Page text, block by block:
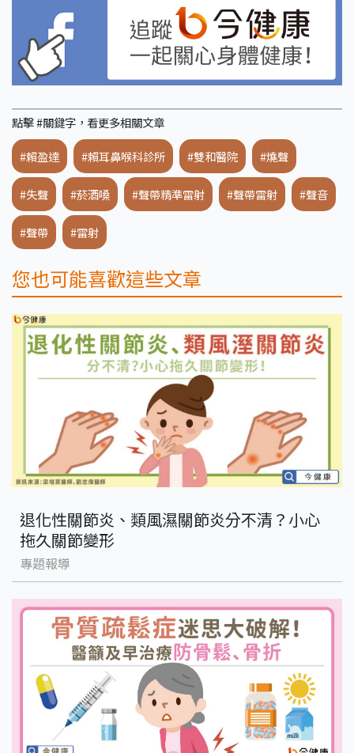
點擊 #關鍵字，看更多相關文章
#賴盈達 #賴耳鼻喉科診所 #雙和醫院 #燒聲
#失聲 #菸酒嗓 #聲帶精準雷射 #聲帶雷射 #聲音
#聲帶 #雷射
您也可能喜歡這些文章
退化性關節炎、類風濕關節炎分不清？小心
拖久關節變形
專題報導